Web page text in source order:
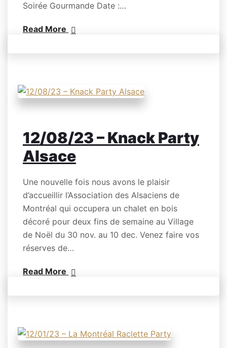
Soirée Gourmande Date :…
Read More
12/08/23 – Knack Party
Alsace
Une nouvelle fois nous avons le plaisir
d’accueillir l’Association des Alsaciens de
Montréal qui occupera un chalet en bois
décoré pour deux fins de semaine au Village
de Noël du 30 nov. au 10 dec. Venez faire vos
réserves de…
Read More